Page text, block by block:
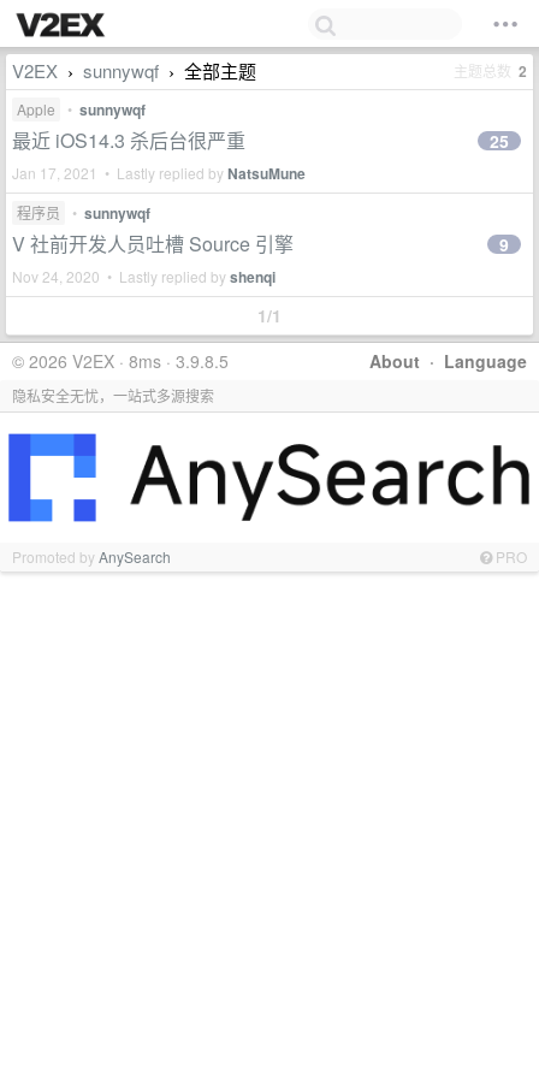
V2EX › sunnywqf › 全部主题 主题总数 2
Apple • sunnywqf
最近 iOS14.3 杀后台很严重
Jan 17, 2021 • Lastly replied byNatsuMune
25
程序员 • sunnywqf
V 社前开发人员吐槽 Source 引擎
Nov 24, 2020 • Lastly replied byshenqi
9
1/1
About · Language
© 2026 V2EX · 8ms · 3.9.8.5
隐私安全无忧，一站式多源搜索
Promoted byAnySearch PRO